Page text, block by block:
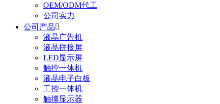
OEM/ODM代工
公司实力
公司产品
液晶广告机
液晶拼接屏
LED显示屏
触控一体机
液晶电子白板
工控一体机
触摸显示器